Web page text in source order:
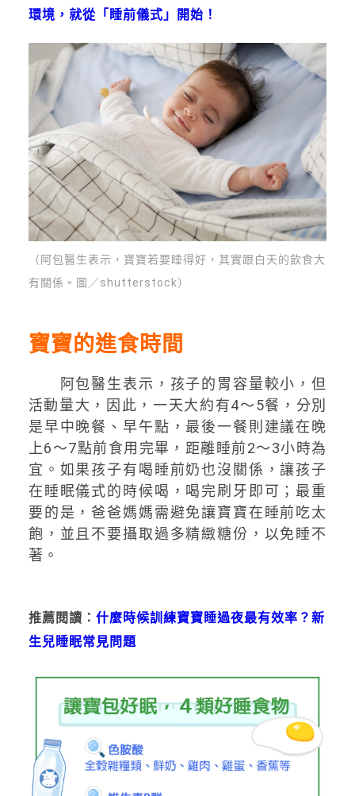
環境，就從「睡前儀式」開始！
（阿包醫生表示，寶寶若要睡得好，其實跟白天的飲食大
有關係。圖／shutterstock）
寶寶的進食時間
阿包醫生表示，孩子的胃容量較小，但
活動量大，因此，一天大約有4～5餐，分別
是早中晚餐、早午點，最後一餐則建議在晚
上6～7點前食用完畢，距離睡前2～3小時為
宜。如果孩子有喝睡前奶也沒關係，讓孩子
在睡眠儀式的時候喝，喝完刷牙即可；最重
要的是，爸爸媽媽需避免讓寶寶在睡前吃太
飽，並且不要攝取過多精緻糖份，以免睡不
著。
推薦閱讀： 什麼時候訓練寶寶睡過夜最有效率？新
生兒睡眠常見問題